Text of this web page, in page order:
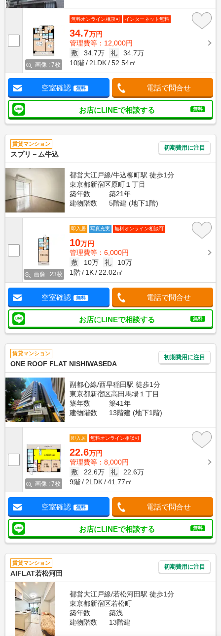
画像 : 7枚
無料オンライン相談可 インターネット無料
34.7万円
管理費等：12,000円
敷
34.7万 礼
34.7万
10階
2LDK 52.54㎡
空室確認 無料 電話で問合せ
お店にLINEで相談する 無料
賃貸マンション
スプリ－ム牛込
初期費用に注目
都営大江戸線/牛込柳町駅 徒歩1分
東京都新宿区原町１丁目
築年数
築21年
建物階数
5階建 (地下1階)
画像 : 23枚
即入居 写真充実 無料オンライン相談可
10万円
管理費等：6,000円
敷
10万 礼
10万
1階
1K 22.02㎡
空室確認 無料 電話で問合せ
お店にLINEで相談する 無料
賃貸マンション
ONE ROOF FLAT NISHIWASEDA
初期費用に注目
副都心線/西早稲田駅 徒歩1分
東京都新宿区高田馬場１丁目
築年数
築41年
建物階数
13階建 (地下1階)
画像 : 7枚
即入居 無料オンライン相談可
22.6万円
管理費等：8,000円
敷
22.6万 礼
22.6万
9階
2LDK 41.77㎡
空室確認 無料 電話で問合せ
お店にLINEで相談する 無料
賃貸マンション
AIFLAT若松河田
初期費用に注目
都営大江戸線/若松河田駅 徒歩1分
東京都新宿区若松町
築年数
築浅
建物階数
13階建